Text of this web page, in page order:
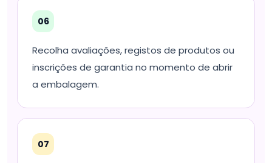
06
Recolha avaliações, registos de produtos ou
inscrições de garantia no momento de abrir
a embalagem.
07